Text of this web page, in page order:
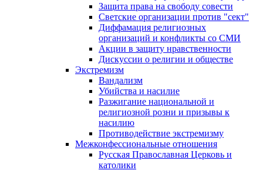
Защита права на свободу совести
Светские организации против "сект"
Диффамация религиозных
организаций и конфликты со СМИ
Акции в защиту нравственности
Дискуссии о религии и обществе
Экстремизм
Вандализм
Убийства и насилие
Разжигание национальной и
религиозной розни и призывы к
насилию
Противодействие экстремизму
Межконфессиональные отношения
Русская Православная Церковь и
католики